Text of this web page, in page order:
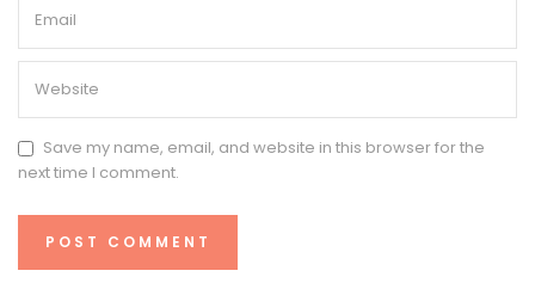
Save my name, email, and website in this browser for the
next time I comment.